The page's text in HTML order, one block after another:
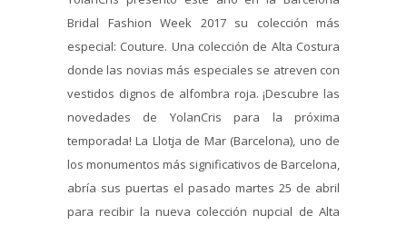
Bridal Fashion Week 2017 su colección más
especial: Couture. Una colección de Alta Costura
donde las novias más especiales se atreven con
vestidos dignos de alfombra roja. ¡Descubre las
novedades de YolanCris para la próxima
temporada! La Llotja de Mar (Barcelona), uno de
los monumentos más significativos de Barcelona,
abría sus puertas el pasado martes 25 de abril
para recibir la nueva colección nupcial de Alta